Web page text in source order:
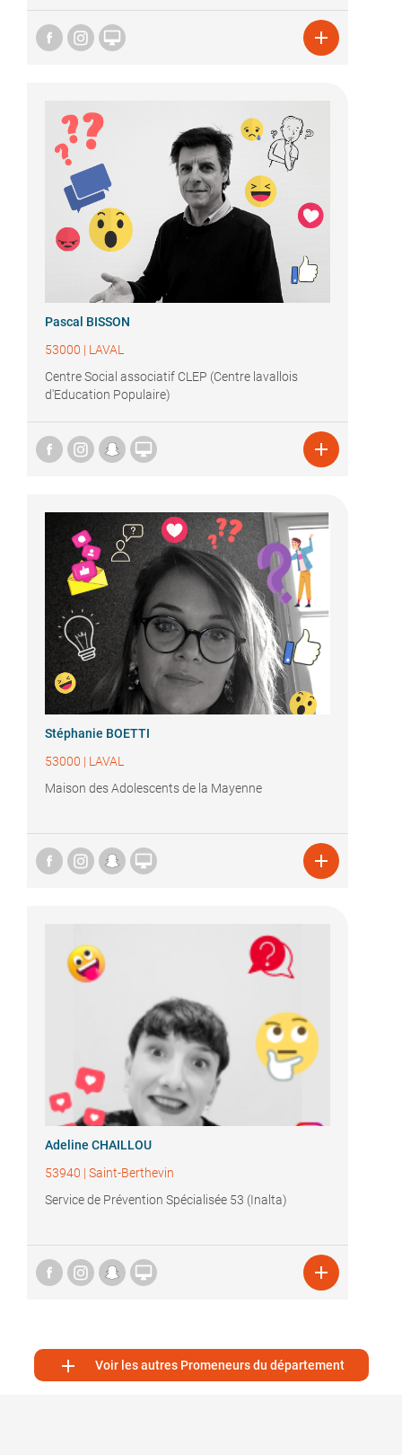
 
Pascal BISSON
53000 | LAVAL
Centre Social associatif CLEP (Centre lavallois
d'Education Populaire)
 
Stéphanie BOETTI
53000 | LAVAL
Maison des Adolescents de la Mayenne
 
Adeline CHAILLOU
53940 | Saint-Berthevin
Service de Prévention Spécialisée 53 (Inalta)
 
 Voir les autres Promeneurs du département